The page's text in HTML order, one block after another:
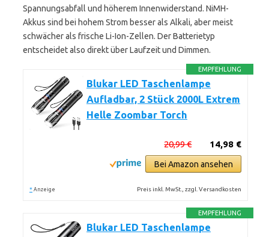
Spannungsabfall und höherem Innenwiderstand. NiMH-
Akkus sind bei hohem Strom besser als Alkali, aber meist
schwächer als frische Li-Ion-Zellen. Der Batterietyp
entscheidet also direkt über Laufzeit und Dimmen.
EMPFEHLUNG
Blukar LED Taschenlampe
Aufladbar, 2 Stück 2000L Extrem
Helle Zoombar Torch
14,98 €
20,99 €
Bei Amazon ansehen
* Anzeige Preis inkl. MwSt., zzgl. Versandkosten
EMPFEHLUNG
Blukar LED Taschenlampe